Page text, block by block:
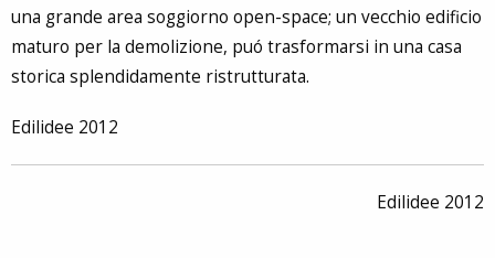
una grande area soggiorno open-space; un vecchio edificio
maturo per la demolizione, puó trasformarsi in una casa
storica splendidamente ristrutturata.
Edilidee 2012
Edilidee 2012